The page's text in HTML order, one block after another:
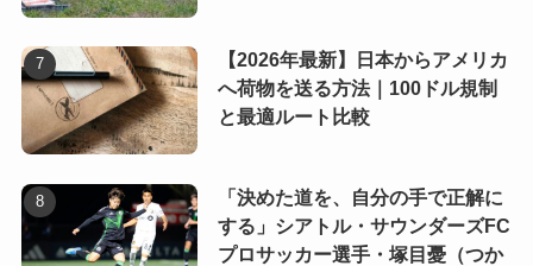
【2026年最新】日本からアメリカ
へ荷物を送る方法｜100ドル規制
と最適ルート比較
「決めた道を、自分の手で正解に
する」シアトル・サウンダーズFC
プロサッカー選手・塚目憂（つか